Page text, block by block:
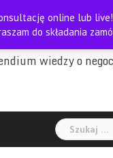
wiedzy o
Szukaj:
online lub
do składania